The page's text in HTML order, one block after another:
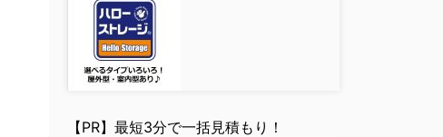
【PR】最短3分で一括見積もり！